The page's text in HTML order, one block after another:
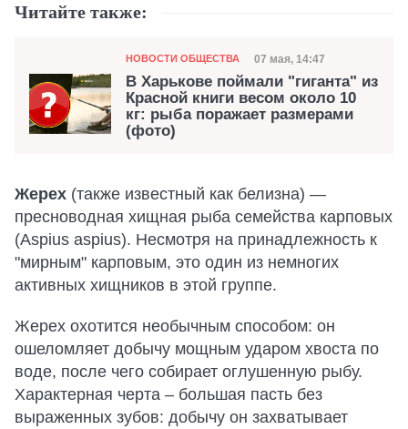
Читайте также:
Категория
НОВОСТИ ОБЩЕСТВА Дата публикации
07 мая, 14:47
В Харькове поймали "гиганта" из
Красной книги весом около 10
кг: рыба поражает размерами
(фото)
Жерех (также известный как белизна) —
пресноводная хищная рыба семейства карповых
(Aspius aspius). Несмотря на принадлежность к
"мирным" карповым, это один из немногих
активных хищников в этой группе.
Жерех охотится необычным способом: он
ошеломляет добычу мощным ударом хвоста по
воде, после чего собирает оглушенную рыбу.
Характерная черта – большая пасть без
выраженных зубов: добычу он захватывает